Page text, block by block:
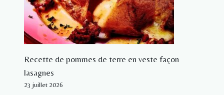
Recette de pommes de terre en veste façon
lasagnes
23 juillet 2026